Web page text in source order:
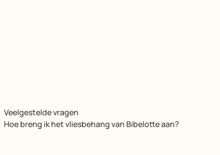
Veelgestelde vragen
Hoe breng ik het vliesbehang van Bibelotte aan?